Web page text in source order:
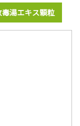
湯エキス顆粒